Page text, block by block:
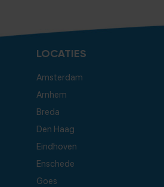
LOCATIES
Amsterdam
Arnhem
Breda
Den Haag
Eindhoven
Enschede
Goes